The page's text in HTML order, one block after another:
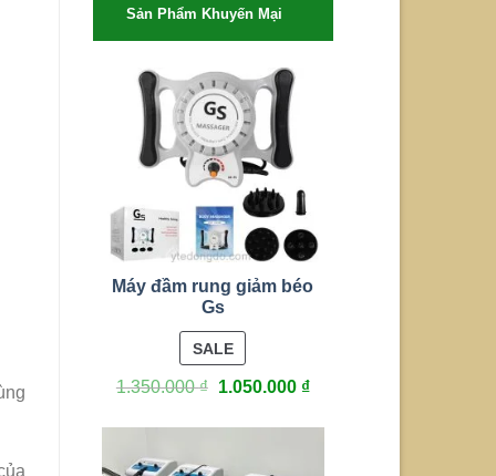
Sản Phẩm Khuyến Mại
Máy đầm rung giảm béo
Gs
SALEPRODUCT
ON
SALE
1.350.000₫ 1.050.000 ₫